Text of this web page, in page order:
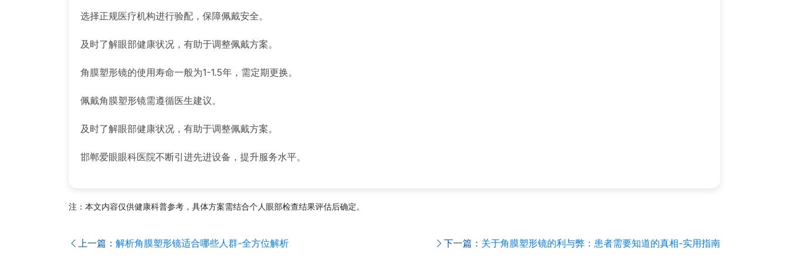
选择正规医疗机构进行验配，保障佩戴安全。
及时了解眼部健康状况，有助于调整佩戴方案。
角膜塑形镜的使用寿命一般为1-1.5年，需定期更换。
佩戴角膜塑形镜需遵循医生建议。
及时了解眼部健康状况，有助于调整佩戴方案。
邯郸爱眼眼科医院不断引进先进设备，提升服务水平。
注：本文内容仅供健康科普参考，具体方案需结合个人眼部检查结果评估后确定。
上一篇： 解析角膜塑形镜适合哪些人群-全方位解析 下一篇： 关于角膜塑形镜的利与弊：患者需要知道的真相-实用指南